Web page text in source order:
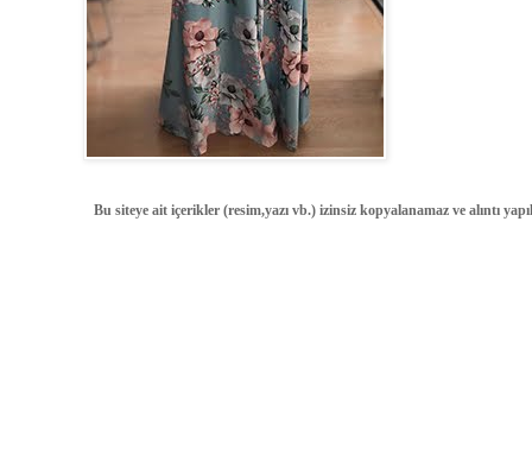
Bu siteye ait içerikler (resim,yazı vb.) izinsiz kopyalanamaz ve alıntı